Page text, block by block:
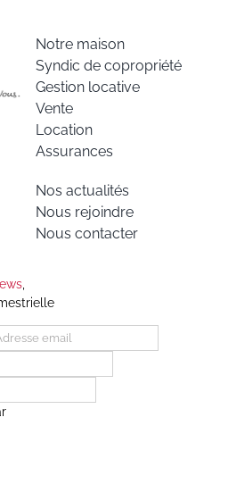
Notre maison
Syndic de copropriété
Gestion locative
Vente
Location
Assurances
Nos actualités
Nous rejoindre
Nous contacter
,